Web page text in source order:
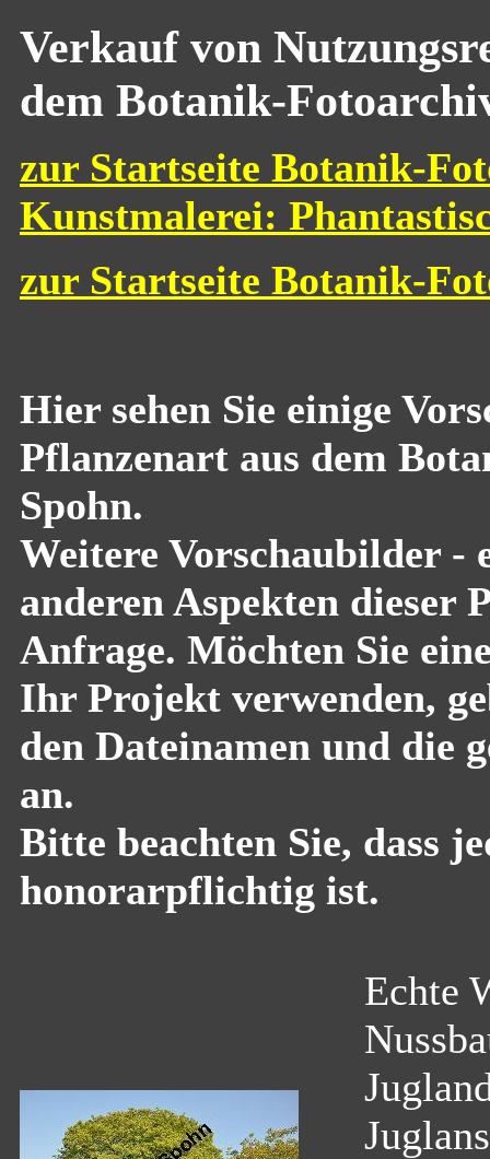
Verkauf von
dem Botanik-
zur Startseite Botanik-
Kunstmalerei:
zur Startseite Botanik-
Hier sehen Sie einige
Pflanzenart aus dem
Spohn.
Weitere Vorschaubilder -
anderen Aspekten dieser
Anfrage. Möchten Sie
Ihr Projekt verwenden,
den Dateinamen und die
an.
Bitte beachten Sie, dass
honorarpflichtig ist.
Echte